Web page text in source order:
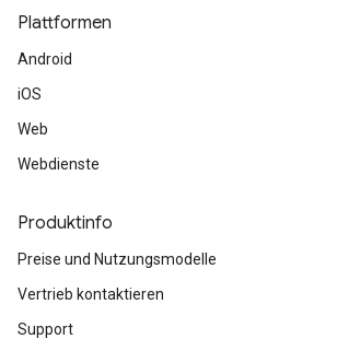
Plattformen
Android
iOS
Web
Webdienste
Produktinfo
Preise und Nutzungsmodelle
Vertrieb kontaktieren
Support